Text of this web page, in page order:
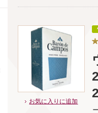
お気に入りに追加